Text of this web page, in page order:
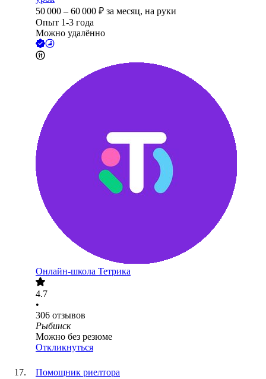
50 000 – 60 000 ₽ за месяц, на руки
Опыт 1-3 года
Можно удалённо
Онлайн-школа Тетрика
4.7
•
306 отзывов
Рыбинск
Можно без резюме
Откликнуться
Помощник риелтора